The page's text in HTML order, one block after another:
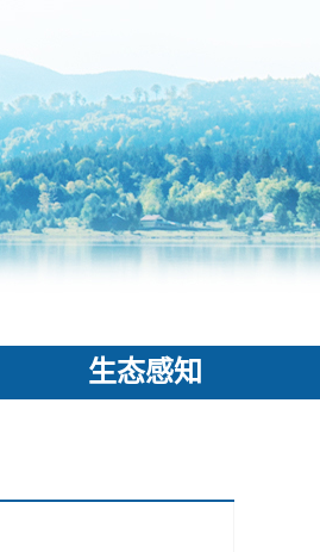
生态感知